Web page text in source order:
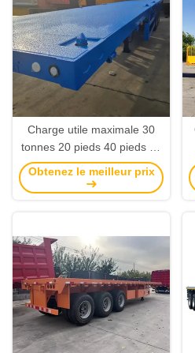
Charge utile maximale 30
tonnes 20 pieds 40 pieds 45
pieds conteneur camion plat
pour le transport de
Obtenez le meilleur prix